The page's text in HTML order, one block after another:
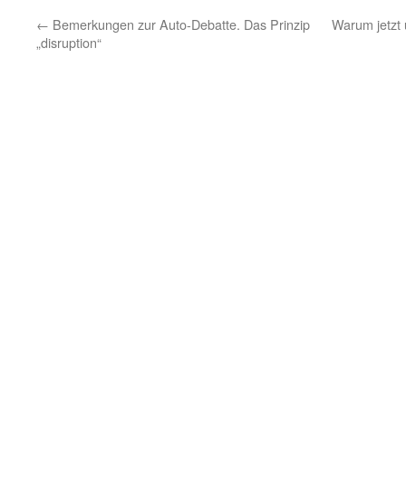
← Bemerkungen zur Auto-Debatte. Das Prinzip
„disruption“
Warum jetzt